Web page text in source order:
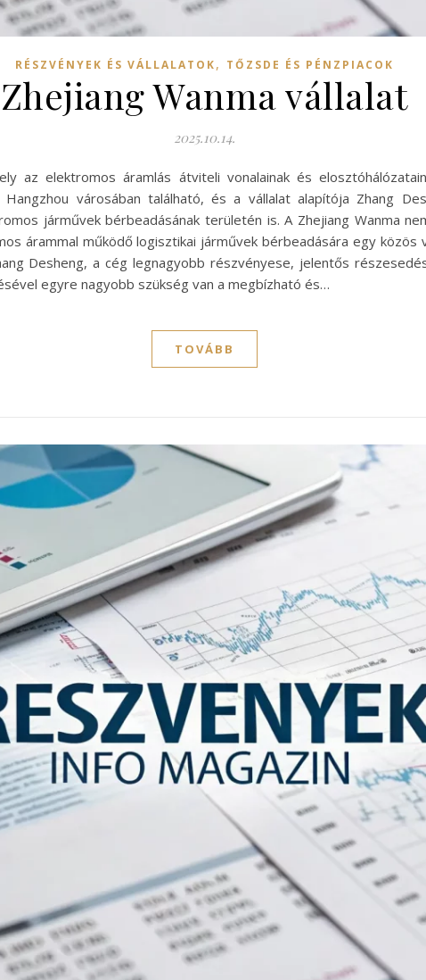
RÉSZVÉNYEK ÉS VÁLLALATOK, TŐZSDE ÉS PÉNZPIACOK
Zhejiang Wanma vállalat
2025.10.14.
az elektromos áramlás átviteli vonalainak és
városában található, és a vállalat alapítója Zhang
járművek bérbeadásának területén is. A Zhejiang Wanma
árammal működő logisztikai járművek bérbeadására egy
Desheng, a cég legnagyobb részvényese, jelentős
egyre nagyobb szükség van a megbízható és…
TOVÁBB